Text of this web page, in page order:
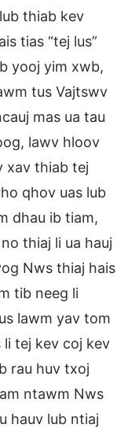
thiab kev
tias “tej lus”
yooj yim xwb,
tus Vajtswv
mas ua tau
lawv hloov
xav thiab tej
qhov uas lub
dhau ib tiam,
thiaj li ua hauj
Nws thiaj hais
tib neeg li
lawm yav tom
tej kev coj kev
rau huv txoj
ntawm Nws
hauv lub ntiaj